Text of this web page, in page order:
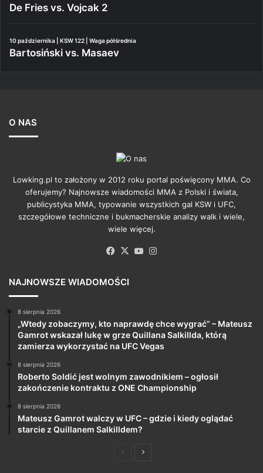
De Fries vs. Vojcak 2
10 października | KSW 122 | Waga półśrednia
Bartosiński vs. Masaev
O NAS
Lowking.pl to założony w 2012 roku portal poświęcony MMA. Co
oferujemy? Najnowsze wiadomości MMA z Polski i świata,
publicystyka MMA, typowanie wszystkich gal KSW i UFC,
szczegółowe techniczne i bukmacherskie analizy walk i wiele,
wiele więcej.
Facebook
X YouTube
NAJNOWSZE WIADOMOŚCI
8 sierpnia 2026
„Wtedy zobaczymy, kto naprawdę chce wygrać” – Mateusz
Gamrot wskazał lukę w grze Quillana Salkillda, którą
zamierza wykorzystać na UFC Vegas
8 sierpnia 2026
Roberto Soldić jest wolnym zawodnikiem – ogłosił
zakończenie kontraktu z ONE Championship
8 sierpnia 2026
Mateusz Gamrot walczy w UFC – gdzie i kiedy oglądać
starcie z Quillanem Salkilldem?
PoprzedniaNastępna